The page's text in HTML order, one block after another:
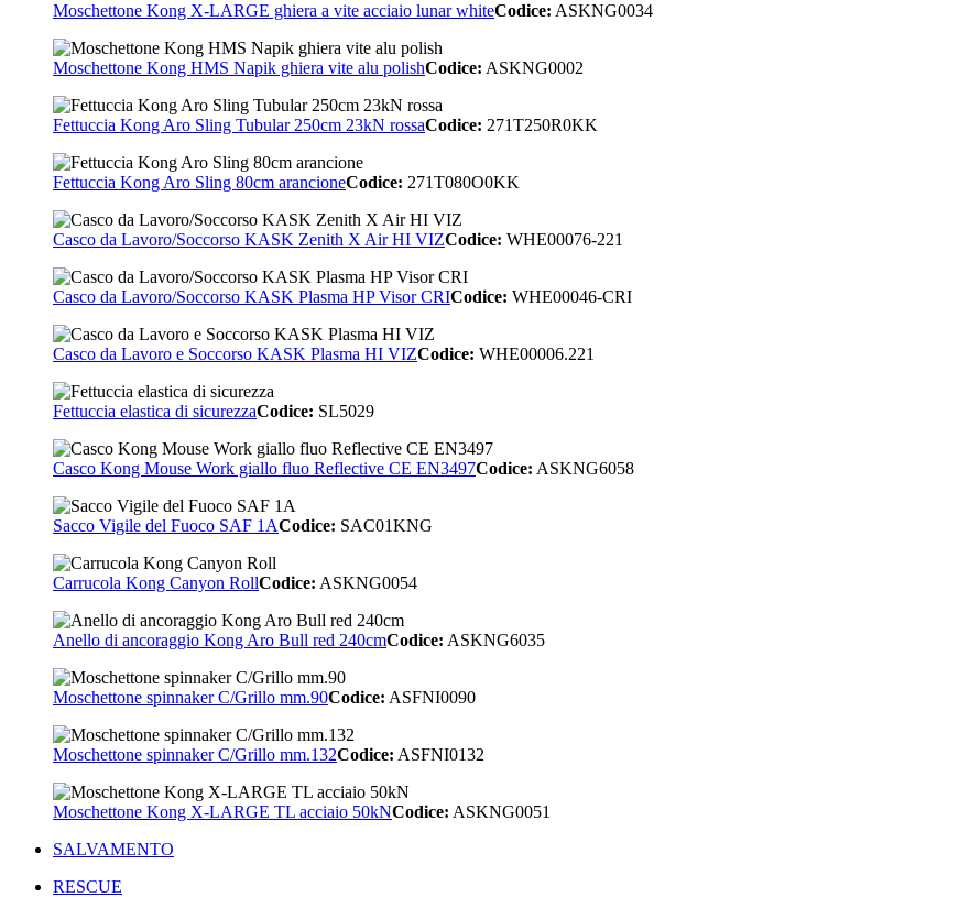
Moschettone Kong X-LARGE ghiera a vite acciaio lunar whiteCodice: ASKNG0034
Moschettone Kong HMS Napik ghiera vite alu polishCodice: ASKNG0002
Fettuccia Kong Aro Sling Tubular 250cm 23kN rossaCodice: 271T250R0KK
Fettuccia Kong Aro Sling 80cm arancioneCodice: 271T080O0KK
Casco da Lavoro/Soccorso KASK Zenith X Air HI VIZCodice: WHE00076-221
Casco da Lavoro/Soccorso KASK Plasma HP Visor CRICodice: WHE00046-CRI
Casco da Lavoro e Soccorso KASK Plasma HI VIZCodice: WHE00006.221
Fettuccia elastica di sicurezzaCodice: SL5029
Casco Kong Mouse Work giallo fluo Reflective CE EN3497Codice: ASKNG6058
Sacco Vigile del Fuoco SAF 1ACodice: SAC01KNG
Carrucola Kong Canyon RollCodice: ASKNG0054
Anello di ancoraggio Kong Aro Bull red 240cmCodice: ASKNG6035
Moschettone spinnaker C/Grillo mm.90Codice: ASFNI0090
Moschettone spinnaker C/Grillo mm.132Codice: ASFNI0132
Moschettone Kong X-LARGE TL acciaio 50kNCodice: ASKNG0051
SALVAMENTO
RESCUE